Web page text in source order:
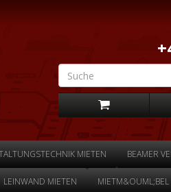
MIETEN BEAMER
LEINWAND MIETEN MIETM&OUML;BEL